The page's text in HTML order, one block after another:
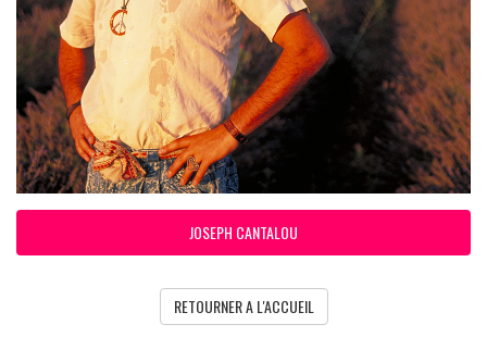
JOSEPH CANTALOU
RETOURNER A L'ACCUEIL